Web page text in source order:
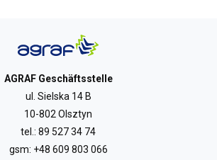
AGRAF Geschäftsstelle
ul. Sielska 14 B
10-802 Olsztyn
tel.: 89 527 34 74
gsm: +48 609 803 066